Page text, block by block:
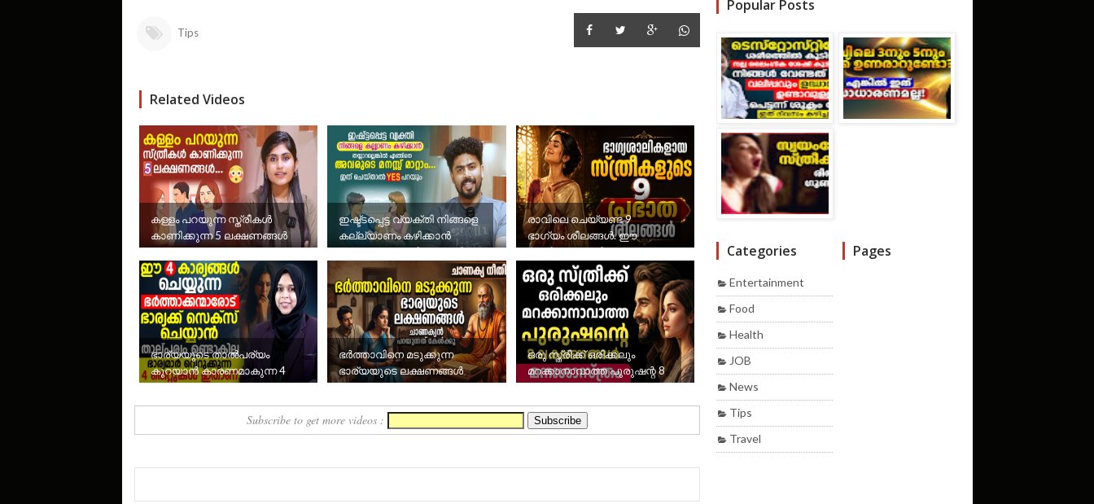
Tips
Related Videos
കള്ളം പറയുന്ന സ്ത്രീകൾ
കാണിക്കുന്ന 5 ലക്ഷണങ്ങൾ
ഇഷ്ട്ടപ്പെട്ട വ്യക്തി നിങ്ങളെ
കല്ല്യാണം കഴിക്കാൻ
തയ്യാറല്ലെങ്കിൽ എങ്ങിനെ
അവരുടെ ...
രാവിലെ ചെയ്യണ്ട 9
ഭാഗ്യം ശീലങ്ങള്‍. ഈ
ചെറിയ മാറ്റം നിങ്ങളുടെ
ജീവിതം മാറ്റിമറിക്ക...
ഭാര്യയുടെ താൽപര്യം
കുറയാൻ കാരണമാകുന്ന 4
സാധാരണ തെറ്റുകൾ
ഭർത്താവിനെ മടുക്കുന്ന
ഭാര്യയുടെ ലക്ഷണങ്ങൾ
ഒരു സ്ത്രീക്ക് ഒരിക്കലും
മറക്കാനാവാത്ത പുരുഷന്റ 8
ലക്ഷണങ്ങൾ
Subscribe to get more videos :
Popular Posts
Categories
Entertainment
Food
Health
JOB
News
Tips
Travel
Pages